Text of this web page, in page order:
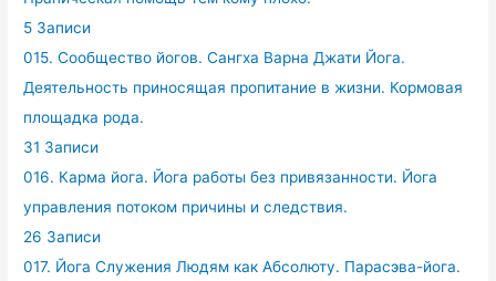
5 Записи
015. Сообщество йогов. Сангха Варна Джати Йога.
Деятельность приносящая пропитание в жизни. Кормовая
площадка рода.
31 Записи
016. Карма йога. Йога работы без привязанности. Йога
управления потоком причины и следствия.
26 Записи
017. Йога Служения Людям как Абсолюту. Парасэва-йога.